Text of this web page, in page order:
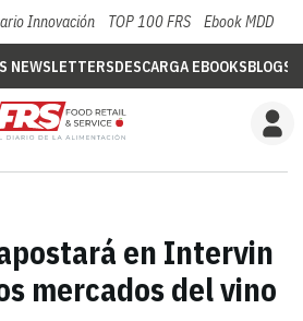
Innovación TOP 100 FRS Ebook MDD
NEWSLETTERSDESCARGA EBOOKSBLOGS
en Intervin
mercados del vino